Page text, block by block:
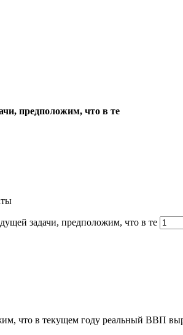
предположим, что в те
задачи, предположим, что в те